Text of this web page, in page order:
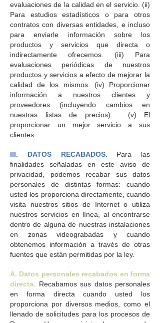
evaluaciones de la calidad en el servicio. (ii)
Para estudios estadísticos o para otros
contratos con diversas entidades, e incluso
para enviarle información sobre los
productos y servicios que directa o
indirectamente ofrecemos. (iii) Para
evaluaciones periódicas de nuestros
productos y servicios a efecto de mejorar la
calidad de los mismos. (iv) Proporcionar
información a nuestros clientes y
proveedores (incluyendo cambios en
nuestras listas de precios). (v) El
proporcionar un mejor servicio a sus
clientes.
III. DATOS RECABADOS. Para las
finalidades señaladas en este aviso de
privacidad, podemos recabar sus datos
personales de distintas formas: cuando
usted los proporciona directamente, cuando
visita nuestros sitios de Internet o utiliza
nuestros servicios en línea, al encontrarse
dentro de alguna de nuestras instalaciones
en zonas videograbadas y cuando
obtenemos información a través de otras
fuentes que están permitidas por la ley.
A. Datos personales recabados en forma
directa. Recabamos sus datos personales
en forma directa cuando usted los
proporciona por diversos medios, como el
llenado de solicitudes para los procesos de